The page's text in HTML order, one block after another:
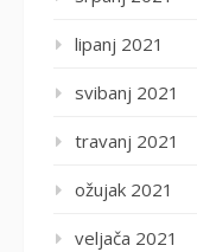
lipanj 2021
svibanj 2021
travanj 2021
ožujak 2021
veljača 2021